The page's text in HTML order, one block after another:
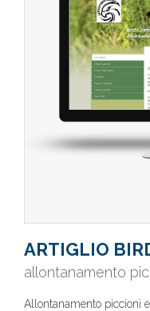
ARTIGLIO
allontanamento
Allontanamento piccioni